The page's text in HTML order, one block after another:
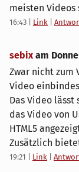
meisten Videos
16:43 Link
sebixam
Zwar nicht zum
Video
Das Video
das Video von
HTML5
Zusätzlich
19:21 Link